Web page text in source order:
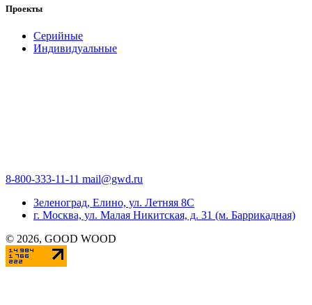
Проекты
Серийные
Индивидуальные
8-800-333-11-11 mail@gwd.ru
Зеленоград, Елино, ул. Летняя 8С
г. Москва, ул. Малая Никитская, д. 31 (м. Баррикадная)
© 2026, GOOD WOOD